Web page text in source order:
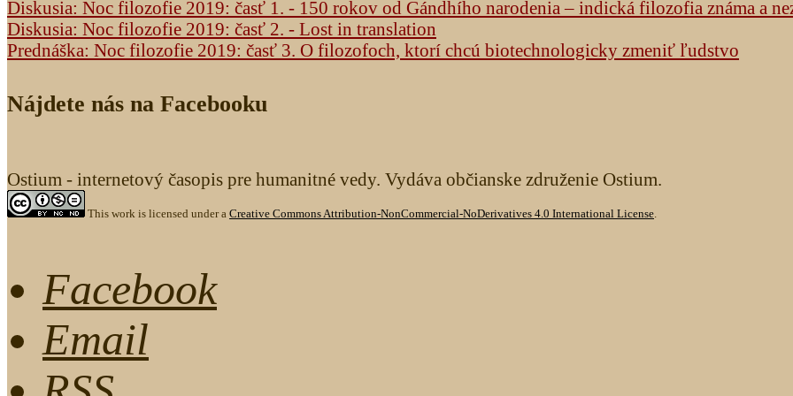
Diskusia: Noc filozofie 2019: časť 1. - 150 rokov od Gándhího narodenia – indická filozofia známa a
Diskusia: Noc filozofie 2019: časť 2. - Lost in translation
Prednáška: Noc filozofie 2019: časť 3. O filozofoch, ktorí chcú biotechnologicky zmeniť ľudstvo
Nájdete nás na Facebooku
Ostium - internetový časopis pre humanitné vedy. Vydáva občianske združenie Ostium.
This work is licensed under a Creative Commons Attribution-NonCommercial-NoDerivatives 4.0 International License
Facebook
Email